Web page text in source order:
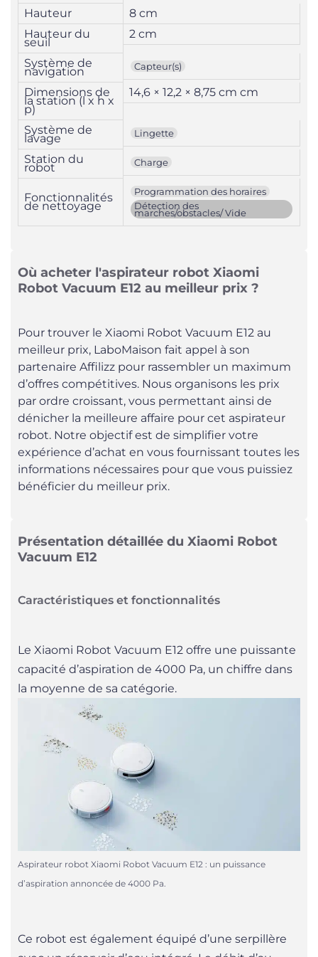
Hauteur
8 cm
Hauteur du
seuil
2 cm
Système de
navigation Capteur(s)
Dimensions de
la station (l x h x
p)
14,6 × 12,2 × 8,75 cm cm
Système de
lavage Lingette
Station du
robot Charge
Fonctionnalités
de nettoyage
Programmation des horaires
Détection des
marches/obstacles/ Vide
Où acheter l'aspirateur robot Xiaomi
Robot Vacuum E12 au meilleur prix ?
Pour trouver le Xiaomi Robot Vacuum E12 au
meilleur prix, LaboMaison fait appel à son
partenaire Affilizz pour rassembler un maximum
d’offres compétitives. Nous organisons les prix
par ordre croissant, vous permettant ainsi de
dénicher la meilleure affaire pour cet aspirateur
robot. Notre objectif est de simplifier votre
expérience d’achat en vous fournissant toutes les
informations nécessaires pour que vous puissiez
bénéficier du meilleur prix.
Présentation détaillée du Xiaomi Robot
Vacuum E12
Caractéristiques et fonctionnalités
Le Xiaomi Robot Vacuum E12 offre une puissante
capacité d’aspiration de 4000 Pa, un chiffre dans
la moyenne de sa catégorie.
Aspirateur robot Xiaomi Robot Vacuum E12 : un puissance
d’aspiration annoncée de 4000 Pa.
Ce robot est également équipé d’une serpillère